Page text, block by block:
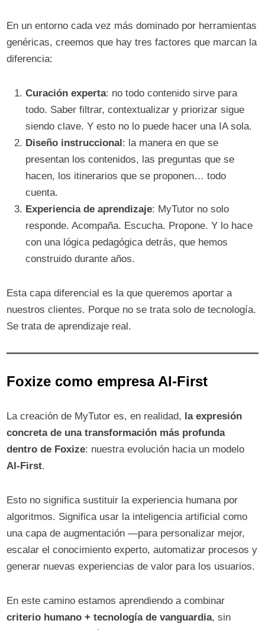
En un entorno cada vez más dominado por herramientas
genéricas, creemos que hay tres factores que marcan la
diferencia:
Curación experta: no todo contenido sirve para
todo. Saber filtrar, contextualizar y priorizar sigue
siendo clave. Y esto no lo puede hacer una IA sola.
Diseño instruccional : la manera en que se
presentan los contenidos, las preguntas que se
hacen, los itinerarios que se proponen… todo
cuenta.
Experiencia de aprendizaje: MyTutor no solo
responde. Acompaña. Escucha. Propone. Y lo hace
con una lógica pedagógica detrás, que hemos
construido durante años.
Esta capa diferencial es la que queremos aportar a
nuestros clientes. Porque no se trata solo de tecnología.
Se trata de aprendizaje real.
Foxize como empresa AI-First
La creación de MyTutor es, en realidad, la expresión
concreta de una transformación más profunda
dentro de Foxize: nuestra evolución hacia un modelo
AI-First.
Esto no significa sustituir la experiencia humana por
algoritmos. Significa usar la inteligencia artificial como
una capa de augmentación —para personalizar mejor,
escalar el conocimiento experto, automatizar procesos y
generar nuevas experiencias de valor para los usuarios.
En este camino estamos aprendiendo a combinar
criterio humano + tecnología de vanguardia, sin